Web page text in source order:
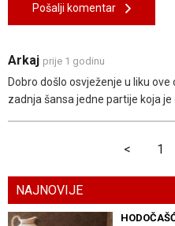
Pošalji komentar
Arkaj prije 1 godinu
Dobro došlo osvježenje u liku
zadnja šansa jedne partije koja
< 1
NAJNOVIJE